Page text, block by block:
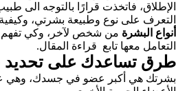
الإطلاق، فاتخذت قرارًا بالتوجه الى
التعرف على نوع وطبيعة بشرتي،
أنواع البشرة من شخص لآخر، وكي تفهم
التعامل معها تابع قراءة المقال.
طرق تساعدك على تحديد
بشرتك هي أكبر عضو في جسدك، وهي